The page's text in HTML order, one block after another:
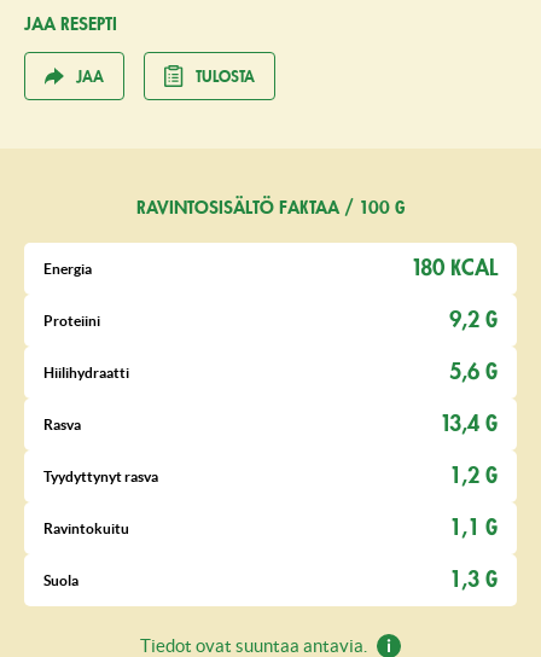
JAA RESEPTI
JAA TULOSTA
RAVINTOSISÄLTÖ FAKTAA / 100 G
Energia 180 KCAL
Proteiini 9,2 G
Hiilihydraatti 5,6 G
Rasva 13,4 G
Tyydyttynyt rasva 1,2 G
Ravintokuitu 1,1 G
Suola 1,3 G
Tiedot ovat suuntaa antavia.